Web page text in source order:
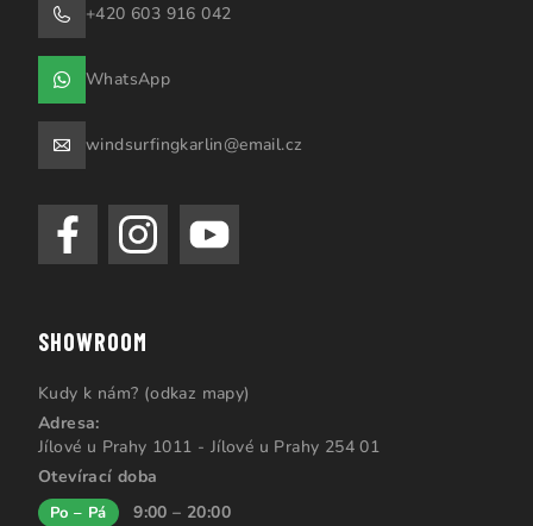
+420 603 916 042
WhatsApp
windsurfingkarlin@email.cz
SHOWROOM
Kudy k nám? (odkaz mapy)
Adresa:
Jílové u Prahy 1011 - Jílové u Prahy 254 01
Otevírací doba
Po – Pá 9:00 – 20:00